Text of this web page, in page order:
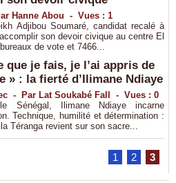
Hanne Abou - Vues : 1
Adjibou Soumaré, candidat recalé à
son devoir civique au centre El
de vote et 7466...
que je fais, je l’ai appris de
» : la fierté d’Ilimane Ndiaye
- Par Lat Soukabé Fall - Vues : 0
Sénégal, Ilimane Ndiaye incarne
Technique, humilité et détermination :
Téranga revient sur son sacre...
1 2 3